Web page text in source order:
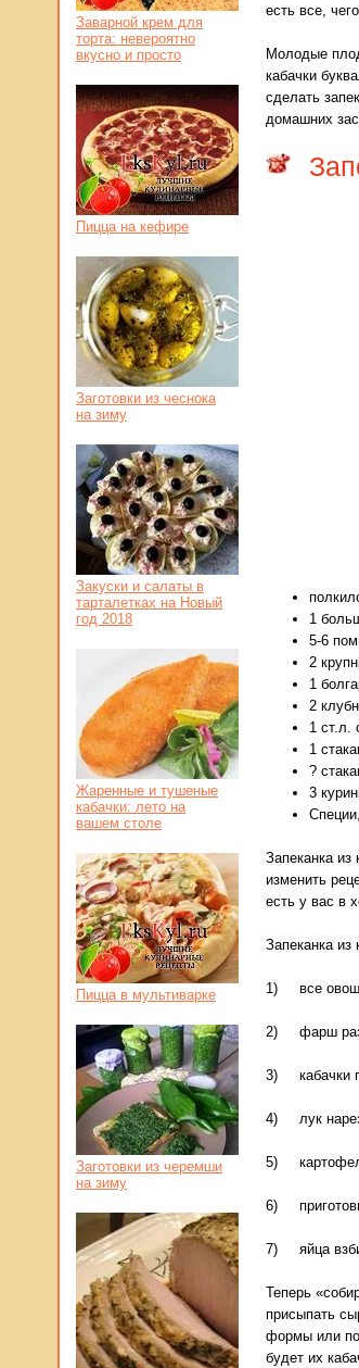
есть все,
Молодые
кабачки
сделать
домашних
1
5-6
2
1
2
1 ст.л.
1
?
3
Запеканка
изменить
есть у вас в
Запеканка
1) все овощи
2) фарш
3) кабачки
4) лук
5)
6)
7) яйца
Теперь
присыпать
формы или
будет их
Заварной крем для
торта: невероятно
вкусно и просто
Пицца на кефире
Заготовки из чеснока
на зиму
Закуски и салаты в
тарталетках на Новый
год 2018
Жаренные и тушеные
кабачки: лето на
вашем столе
Пицца в мультиварке
Заготовки из черемши
на зиму